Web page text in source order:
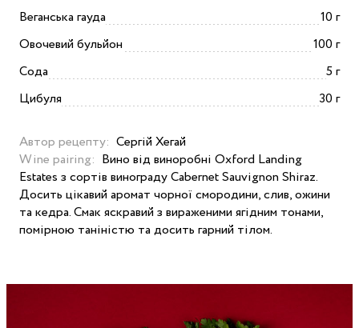
Веганська гауда
10 г
Овочевий бульйон
100 г
Сода
5 г
Цибуля
30 г
Автор рецепту: Сергій Хегай
Wine pairing: Вино від виноробні Oxford Landing
Estates з сортів винограду Cabernet Sauvignon Shiraz.
Досить цікавий аромат чорної смородини, слив, ожини
та кедра. Смак яскравий з вираженими ягідним тонами,
помірною таніністю та досить гарний тілом.